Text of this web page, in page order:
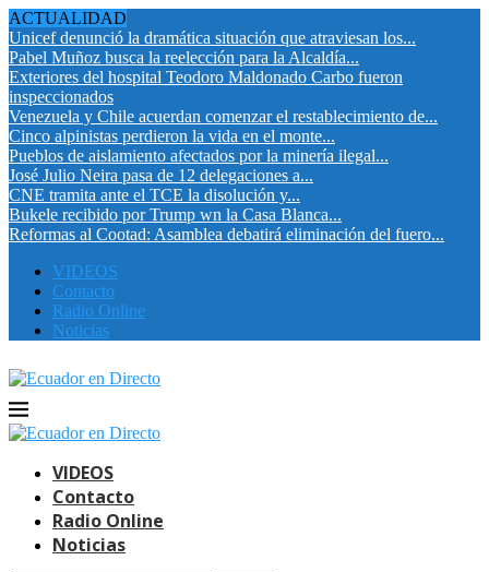
ACTUALIDAD
Unicef denunció la dramática situación que atraviesan los...
Pabel Muñoz busca la reelección para la Alcaldía...
Exteriores del hospital Teodoro Maldonado Carbo fueron
inspeccionados
Venezuela y Chile acuerdan comenzar el restablecimiento de...
Cinco alpinistas perdieron la vida en el monte...
Pueblos de aislamiento afectados por la minería ilegal...
José Julio Neira pasa de 12 delegaciones a...
CNE tramita ante el TCE la disolución y...
Bukele recibido por Trump wn la Casa Blanca...
Reformas al Cootad: Asamblea debatirá eliminación del fuero...
VIDEOS
Contacto
Radio Online
Noticias
VIDEOS
Contacto
Radio Online
Noticias